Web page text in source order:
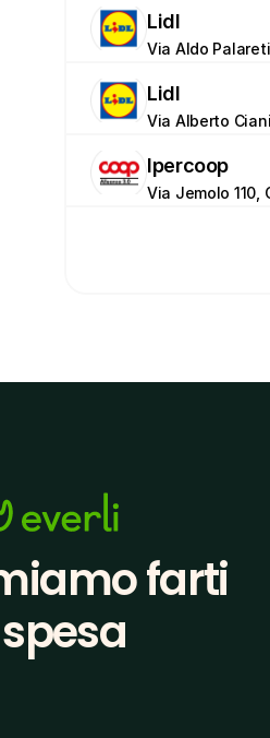
Lidl
Via Aldo
Lidl
Via Alberto
Ipercoop
Via Jemolo 110,
farti